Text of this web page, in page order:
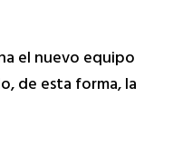
el nuevo equipo
de esta forma, la